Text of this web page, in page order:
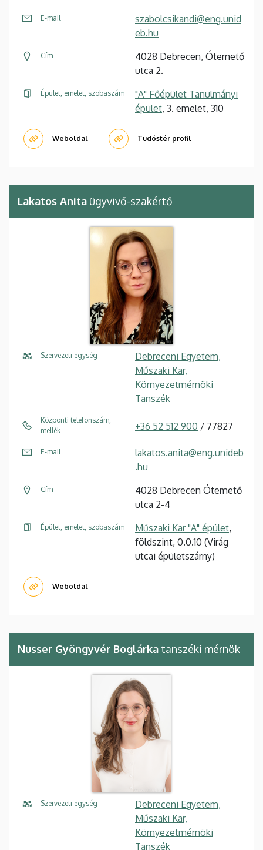
E-mail
szabolcsikandi@eng.unid
eb.hu
Cím
4028 Debrecen, Ótemető
utca 2.
Épület, emelet, szobaszám
"A" Főépület Tanulmányi
épület, 3. emelet, 310
Weboldal Tudóstér profil
Lakatos Anita ügyvivő-szakértő
Szervezeti egység
Debreceni Egyetem,
Műszaki Kar,
Környezetmérnöki
Tanszék
Központi telefonszám,
mellék
+36 52 512 900 / 77827
E-mail
lakatos.anita@eng.unideb
.hu
Cím
4028 Debrecen Ótemető
utca 2-4
Épület, emelet, szobaszám Műszaki Kar "A" épület,
földszint, 0.0.10 (Virág
utcai épületszárny)
Weboldal
Nusser Gyöngyvér Boglárka tanszéki mérnök
Szervezeti egység
Debreceni Egyetem,
Műszaki Kar,
Környezetmérnöki
Tanszék